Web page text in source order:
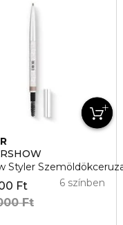
Styler
Ft
Ft
6 színben